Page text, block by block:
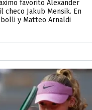
favorito Alexander
Jakub Mensik. En
y Matteo Arnaldi